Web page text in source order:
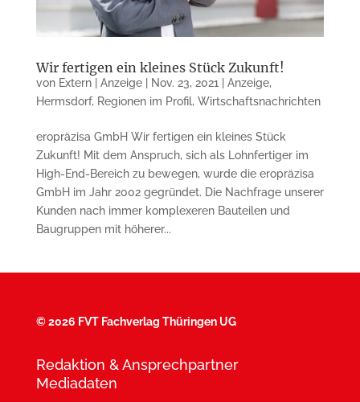
Wir fertigen ein kleines Stück Zukunft!
von Extern | Anzeige| Nov. 23, 2021 Anzeige,
Hermsdorf, Regionen im Profil, Wirtschaftsnachrichten
eropräzisa GmbH Wir fertigen ein kleines Stück
Zukunft! Mit dem Anspruch, sich als Lohnfertiger im
High-End-Bereich zu bewegen, wurde die eropräzisa
GmbH im Jahr 2002 gegründet. Die Nachfrage unserer
Kunden nach immer komplexeren Bauteilen und
Baugruppen mit höherer...
©2026 FVT Fachverlag Thüringen UG
Redaktion & Ansprechpartner
Mediadaten